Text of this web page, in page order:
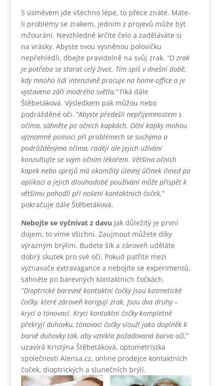
S úsměvem jde všechno lépe, to přece znáte. Máte-
li problémy se zrakem, jedním z projevů může být
mžourání. Nevzhledně krčíte čelo a zaděláváte si
na vrásky. Abyste svou vysněnou polovičku
nepřehlédli, dbejte pravidelně na svůj zrak. “O zrak
je potřeba se starat celý život. Tím spíš v dnešní době,
kdy mnoho lidí intenzivně pracuje na home-office a je
vystaveno záři modrého světla,” říká dále
Štěbetáková. Výsledkem pak můžou nebo
podrážděné oči. “Abyste předešli nepříjemnostem s
očima, sáhněte po očních kapkách. Oční kapky mohou
významně pomoci při problémech se suchýma a
podrážděnýma očima, raději ale jejich užívání
konzultujte se svým očním lékařem. Většina očních
kapek nebo sprejů má okamžitý úlevný účinek ihned po
aplikaci a jejich dlouhodobé používání může přispět k
většímu pohodlí při nošení kontaktních čoček,”
pokračuje dále Štěbetáková.
Nebojte se vyčnívat z davu Jak důležitý je první
dojem, to víme všichni. Zaujmout můžete díky
výrazným brýlím. Budete šik a zároveň uděláte
dobrý skutek pro své oči. Pokud patříte mezi
vyznavače extravagance a nebojíte se experimentů,
sáhněte po barevných kontaktních čočkách.
“Dioptrické barevné kontaktní čočky jsou kosmetické
čočky, které zároveň korigují zrak. Jsou dva druhy –
krycí a tónovací. Krycí kontaktní čočky kompletně
překryjí duhovku, tónovací čočky slouží jako doplněk k
barvě duhovky tak, aby vznikla požadovaná barva očí,”
uzavírá Kristýna Štěbetáková, optometristka
společnosti Alensa.cz, online prodejce kontaktních
čoček, dioptrických a slunečních brýlí.